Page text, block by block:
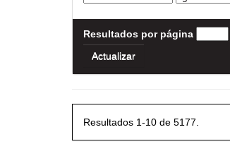
Resultados por página
Resultados 1-10 de 5177.